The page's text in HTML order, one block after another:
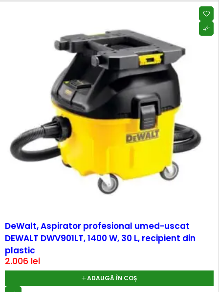
DeWalt, Aspirator profesional umed-uscat
DEWALT DWV901LT, 1400 W, 30 L, recipient din
plastic
2.006 lei
ADAUGĂ ÎN COȘ